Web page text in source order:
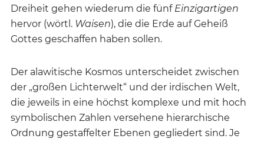
Dreiheit gehen wiederum die fünf Einzigartigen
hervor (wörtl. Waisen), die die Erde auf Geheiß
Gottes geschaffen haben sollen.
Der alawitische Kosmos unterscheidet zwischen
der „großen Lichterwelt“ und der irdischen Welt,
die jeweils in eine höchst komplexe und mit hoch
symbolischen Zahlen versehene hierarchische
Ordnung gestaffelter Ebenen gegliedert sind. Je